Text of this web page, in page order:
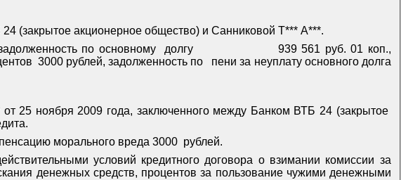
(закрытое акционерное общество) и Санниковой Т*** А***.
по основному
долгу
939 561 руб. 01 коп.,
3000 рублей, задолженность по
пени за неуплату основного долга
25 ноября 2009 года, заключенного между Банком ВТБ 24 (закрытое
морального вреда 3000 рублей.
условий кредитного договора о взимании комиссии за
денежных средств, процентов за пользование чужими денежными